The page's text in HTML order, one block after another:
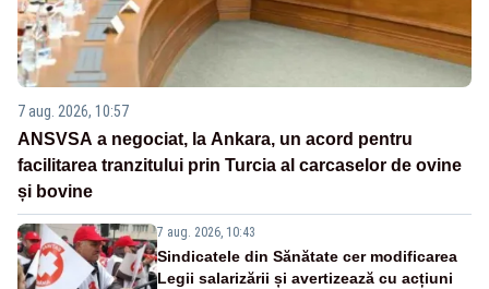
7 aug. 2026, 10:57
ANSVSA a negociat, la Ankara, un acord pentru
facilitarea tranzitului prin Turcia al carcaselor de ovine
și bovine
7 aug. 2026, 10:43
Sindicatele din Sănătate cer modificarea
Legii salarizării și avertizează cu acțiuni